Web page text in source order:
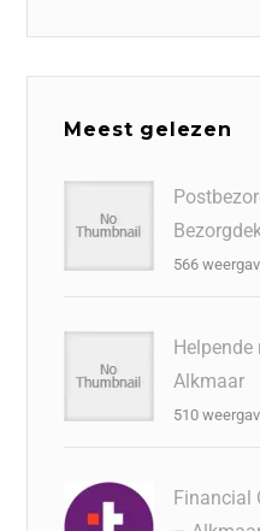
Meest gelezen
566
Alkmaar
510
Financial